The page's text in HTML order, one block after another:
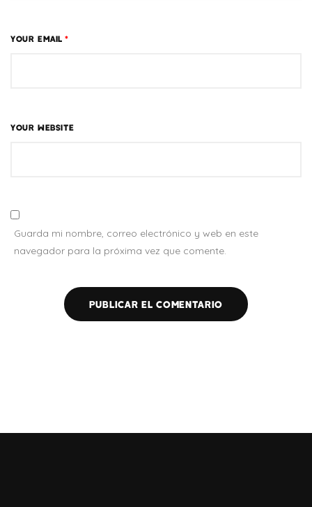
YOUR EMAIL *
YOUR WEBSITE
Guarda mi nombre, correo electrónico y web en este
navegador para la próxima vez que comente.